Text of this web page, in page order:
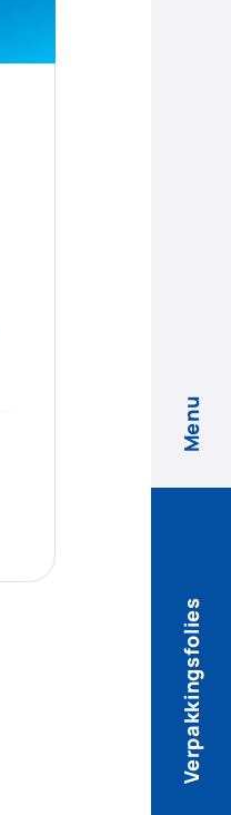
Verpakkingsfolies
Menu